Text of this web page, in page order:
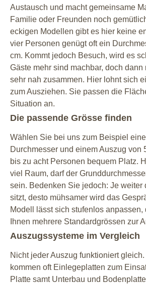
Austausch und macht gemeinsame
Familie oder Freunden noch
eckigen Modellen gibt es hier keine
vier Personen genügt oft ein
cm. Kommt jedoch Besuch, wird es
Gäste mehr sind machbar, doch
sehr nah zusammen. Hier lohnt sich
zum Ausziehen. Sie passen die
Situation an.
Die passende Grösse finden
Wählen Sie bei uns zum Beispiel
Durchmesser und einem Auszug von
bis zu acht Personen bequem Platz.
viel Raum, darf der
sein. Bedenken Sie jedoch: Je weiter
sitzt, desto mühsamer wird das
Modell lässt sich stufenlos anpassen,
Ihnen mehrere Standardgrössen zur
Auszugssysteme im Vergleich
Nicht jeder Auszug funktioniert
kommen oft Einlegeplatten zum
Platte samt Unterbau und